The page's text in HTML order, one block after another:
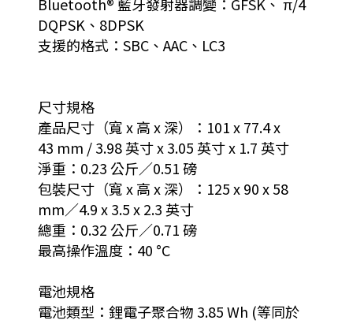
DQPSK、8DPSK
支援的格式：SBC、AAC、LC3
尺寸規格
產品尺寸（寬 x 高 x 深）：101 x 77.4 x
43 mm / 3.98 英寸 x 3.05 英寸 x 1.7 英寸
淨重：0.23 公斤／0.51 磅
包裝尺寸（寬 x 高 x 深）：125 x 90 x 58
mm／4.9 x 3.5 x 2.3 英寸
總重：0.32 公斤／0.71 磅
最高操作溫度：40 °C
電池規格
電池類型：鋰電子聚合物 3.85 Wh (等同於